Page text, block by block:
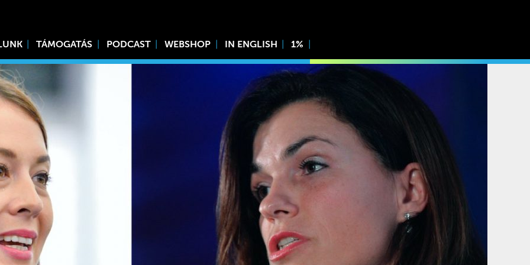
TÁMOGATÁS PODCAST WEBSHOP IN ENGLISH 1%